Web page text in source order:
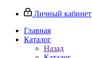
Личный кабинет
Главная
Каталог
Назад